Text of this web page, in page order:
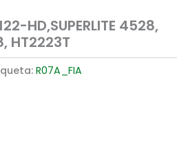
HD,SUPERLITE 4528,
HT2223T
R07A_FIA